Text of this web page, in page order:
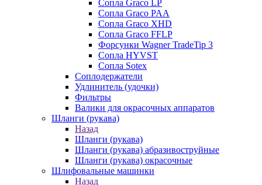
Сопла Graco LP
Сопла Graco PAA
Сопла Graco XHD
Сопла Graco FFLP
Форсунки Wagner TradeTip 3
Сопла HYVST
Сопла Sotex
Соплодержатели
Удлинитель (удочки)
Фильтры
Валики для окрасочных аппаратов
Шланги (рукава)
Назад
Шланги (рукава)
Шланги (рукава) абразивоструйные
Шланги (рукава) окрасочные
Шлифовальные машинки
Назад